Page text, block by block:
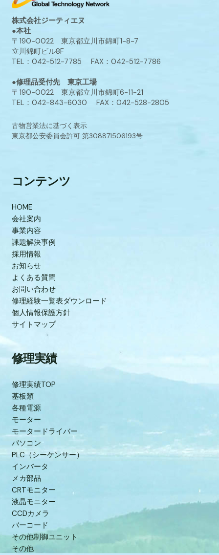
株式会社ジーティエヌ
●本社
〒190-0022 東京都立川市錦町1-8-7
立川錦町ビル8F
TEL：042-512-7785 FAX：042-512-7786
●修理品受付先 東京工場
〒190-0022 東京都立川市錦町6-11-21
TEL：042-843-6030 FAX：042-528-2805
古物営業法に基づく表示
東京都公安委員会許可 第308871506193号
コンテンツ
HOME
会社案内
事業内容
課題解決事例
採用情報
お知らせ
よくある質問
お問い合わせ
修理経験一覧表ダウンロード
個人情報保護方針
サイトマップ
修理実績
修理実績TOP
基板類
各種電源
モーター
モータードライバー
パソコン
PLC（シーケンサー）
インバータ
メカ部品
CRTモニター
液晶モニター
CCDカメラ
バーコード
その他制御ユニット
その他